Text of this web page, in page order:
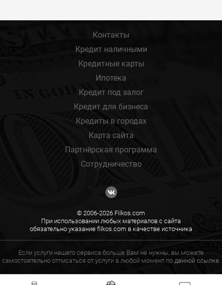
Контакты
Кредит наличными
Кредитные карты
Ипотека
Кредит под залог
Кредит для бизнеса
Кредиты в городах
Карта сайта
Партнёрская программа
Сотрудничество
© 2006-2026 Filkos.com
При использовании любых материалов с сайта
обязательно указание filkos.com в качестве источника
Если услуги нашего сервиса больше Вам не нужны, вы можете
самостоятельно отписаться от услуги в любой момент по данной ссылке.